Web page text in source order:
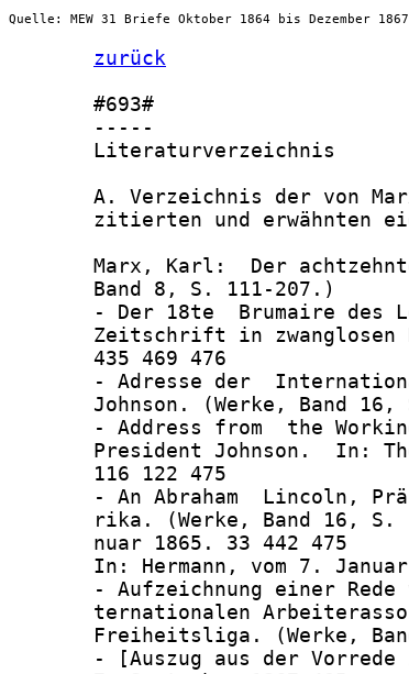
Quelle: MEW 31 Briefe Oktober 1864 bis Dezember 1867
zurück